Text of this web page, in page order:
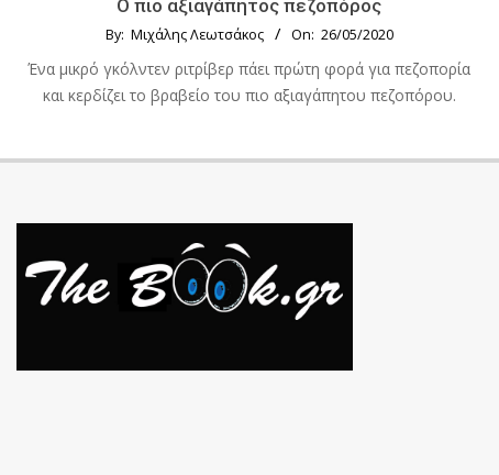
Ο πιο αξιαγάπητος πεζοπόρος
By: Μιχάλης Λεωτσάκος On: 26/05/2020
Ένα μικρό γκόλντεν ριτρίβερ πάει πρώτη φορά για πεζοπορία
και κερδίζει το βραβείο του πιο αξιαγάπητου πεζοπόρου.